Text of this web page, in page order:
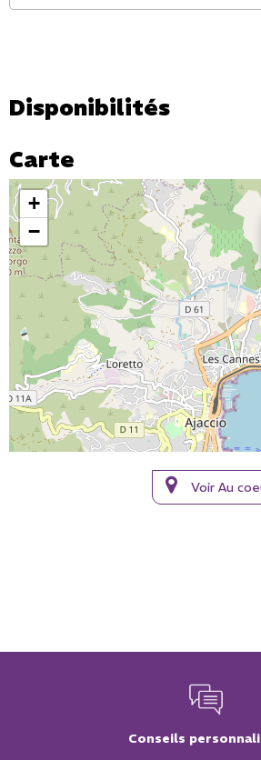
Disponibilités
Carte
+
−
Voir Au
Conseils